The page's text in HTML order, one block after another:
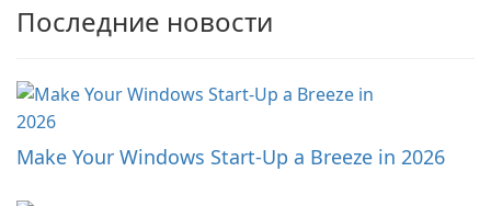
Последние новости
Make Your Windows Start-Up a Breeze in 2026